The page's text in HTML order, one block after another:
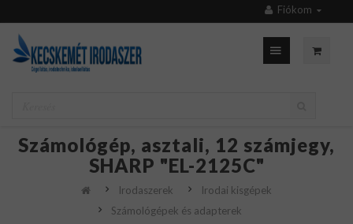
Fiókom
Számológép, asztali, 12 számjegy,
SHARP "EL-2125C"
Irodaszerek
Irodai kisgépek
Számológépek és adapterek